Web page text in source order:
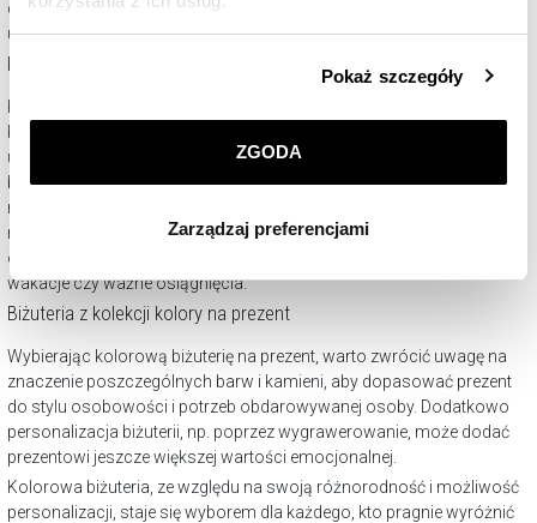
przez nas plików cookie znajdziesz wPolityce
prywatności.
korzystamy. Możesz również wybrać jaki rodzaj plików
Zarządzaj preferencjami. W każdej chwili możesz
dokonać zmiany wybranych przez Ciebie plików cookie.
Pokaż szczegóły
ZGODA
Zarządzaj preferencjami
dodać swojemu wyglądowi odrobinę barwy i blasku. Podkreśla
unikalny styl, dodaje wyrazistości outfitom, nie tylko w wakacje!
Kolorowe kamienie - na jaką okazję?
Kolorowa biżuteria jest doskonałym wyborem na różnorodne okazje.
Kamienie takie jak szafiry, rubiny czy szmaragdy mogą dodać
uroczystości strojom ślubnym, podczas gdy bardziej stonowane
barwy będą idealne na co dzień lub do pracy. Wybór koloru kamienia
może również nawiązywać do osobistych preferencji, symbolizując
różne cechy lub emocje, co czyni kolorową biżuterię wyjątkowo
osobistym prezentem na takie okazje jak rocznice, urodziny lub
wakacje czy ważne osiągnięcia.
Biżuteria z kolekcji kolory na prezent
Wybierając kolorową biżuterię na prezent, warto zwrócić uwagę na
znaczenie poszczególnych barw i kamieni, aby dopasować prezent
do stylu osobowości i potrzeb obdarowywanej osoby. Dodatkowo
personalizacja biżuterii, np. poprzez wygrawerowanie, może dodać
prezentowi jeszcze większej wartości emocjonalnej.
Kolorowa biżuteria, ze względu na swoją różnorodność i możliwość
personalizacji, staje się wyborem dla każdego, kto pragnie wyróżnić